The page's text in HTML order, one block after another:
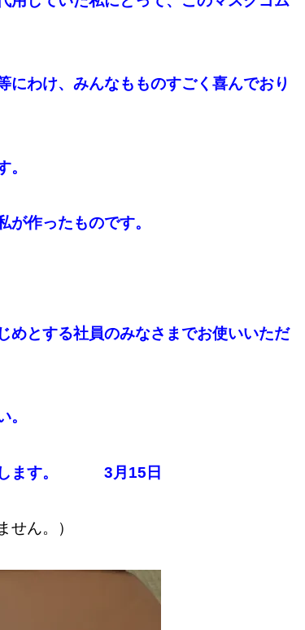
にわけ、みんなもものすごく喜んでおり
。
作ったものです。
めとする社員のみなさまでお使いいただ
。
たします。 3月15日
せん。）